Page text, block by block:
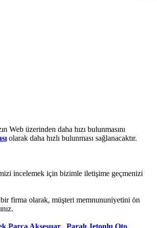
Web üzerinden daha hızı bulunmasını
olarak daha hızlı bulunması sağlanacaktır.
incelemek için bizimle iletişime geçmenizi
firma olarak, müşteri memnununiyetini ön